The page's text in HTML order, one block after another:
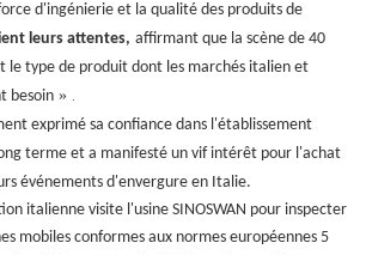
d'ingénierie et la qualité des produits de
leurs attentes, affirmant que la scène de 40
le type de produit dont les marchés italien et
besoin » .
exprimé sa confiance dans l'établissement
terme et a manifesté un vif intérêt pour l'achat
événements d'envergure en Italie.